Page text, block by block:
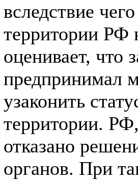
вследствие
территории РФ
оценивает, что
предпринимал
узаконить
территории.
отказано
органов. При